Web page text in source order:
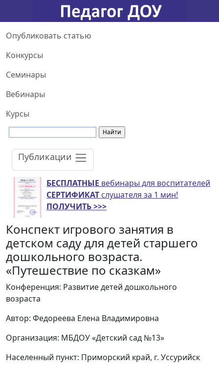
Опубликовать статью
Конкурсы
Семинары
Вебинары
Курсы
Публикации
БЕСПЛАТНЫЕ вебинары для воспитателей
СЕРТИФИКАТ слушателя за 1 мин!
ПОЛУЧИТЬ >>>
Конспект игрового занятия в
детском саду для детей старшего
дошкольного возраста.
«Путешествие по сказкам»
Конференция: Развитие детей дошкольного
возраста
Автор: Федореева Елена Владимировна
Организация: МБДОУ «Детский сад №13»
Населенный пункт: Приморский край, г. Уссурийск